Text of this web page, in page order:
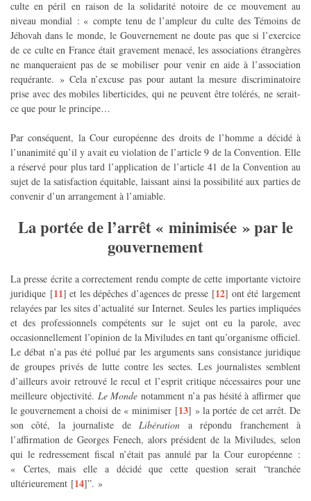
culte en péril en raison de la solidarité notoire de ce mouvement au
niveau mondial : « compte tenu de l’ampleur du culte des Témoins de
Jéhovah dans le monde, le Gouvernement ne doute pas que si l’exercice
de ce culte en France était gravement menacé, les associations étrangères
ne manqueraient pas de se mobiliser pour venir en aide à l’association
requérante. » Cela n’excuse pas pour autant la mesure discriminatoire
prise avec des mobiles liberticides, qui ne peuvent être tolérés, ne serait-
ce que pour le principe…
Par conséquent, la Cour européenne des droits de l’homme a décidé à
l’unanimité qu’il y avait eu violation de l’article 9 de la Convention. Elle
a réservé pour plus tard l’application de l’article 41 de la Convention au
sujet de la satisfaction équitable, laissant ainsi la possibilité aux parties de
convenir d’un arrangement à l’amiable.
La portée de l’arrêt « minimisée » par le
gouvernement
La presse écrite a correctement rendu compte de cette importante victoire
juridique [11] et les dépêches d’agences de presse[12] ont été largement
relayées par les sites d’actualité sur Internet. Seules les parties impliquées
et des professionnels compétents sur le sujet ont eu la parole, avec
occasionnellement l’opinion de la Miviludes en tant qu’organisme officiel.
Le débat n’a pas été pollué par les arguments sans consistance juridique
de groupes privés de lutte contre les sectes. Les journalistes semblent
d’ailleurs avoir retrouvé le recul et l’esprit critique nécessaires pour une
meilleure objectivité. Le Monde notamment n’a pas hésité à affirmer que
le gouvernement a choisi de « minimiser[13] » la portée de cet arrêt. De
son côté, la journaliste de Libération a répondu franchement à
l’affirmation de Georges Fenech, alors président de la Miviludes, selon
qui le redressement fiscal n’était pas annulé par la Cour européenne :
« Certes, mais elle a décidé que cette question serait “tranchée
ultérieurement [14]”. »